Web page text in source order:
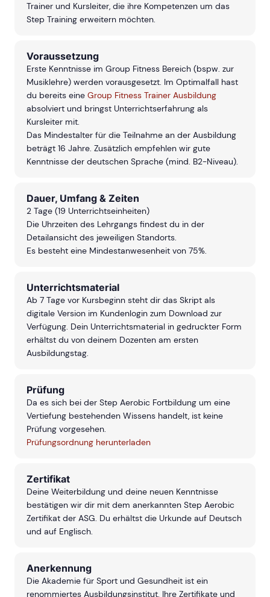
Trainer und Kursleiter, die ihre Kompetenzen um das
Step Training erweitern möchten.
Voraussetzung
Erste Kenntnisse im Group Fitness Bereich (bspw. zur
Musiklehre) werden vorausgesetzt. Im Optimalfall hast
du bereits eine Group Fitness Trainer Ausbildung
absolviert und bringst Unterrichtserfahrung als
Kursleiter mit.
Das Mindestalter für die Teilnahme an der Ausbildung
beträgt 16 Jahre. Zusätzlich empfehlen wir gute
Kenntnisse der deutschen Sprache (mind. B2-Niveau).
Dauer, Umfang & Zeiten
2 Tage (19 Unterrichtseinheiten)
Die Uhrzeiten des Lehrgangs findest du in der
Detailansicht des jeweiligen Standorts.
Es besteht eine Mindestanwesenheit von 75%.
Unterrichtsmaterial
Ab 7 Tage vor Kursbeginn steht dir das Skript als
digitale Version im Kundenlogin zum Download zur
Verfügung. Dein Unterrichtsmaterial in gedruckter Form
erhältst du von deinem Dozenten am ersten
Ausbildungstag.
Prüfung
Da es sich bei der Step Aerobic Fortbildung um eine
Vertiefung bestehenden Wissens handelt, ist keine
Prüfung vorgesehen.
Prüfungsordnung herunterladen
Zertifikat
Deine Weiterbildung und deine neuen Kenntnisse
bestätigen wir dir mit dem anerkannten Step Aerobic
Zertifikat der ASG. Du erhältst die Urkunde auf Deutsch
und auf Englisch.
Anerkennung
Die Akademie für Sport und Gesundheit ist ein
renommiertes Ausbildungsinstitut. Ihre Zertifikate und